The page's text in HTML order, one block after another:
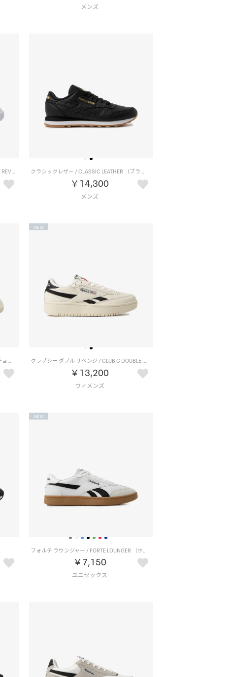
クラブシー ゴルフ リベンジ / CLUB C GOLF REVENGE （フットウェアホワイト） クラシックレザー / CLASSIC LEATHER （ブラック）
￥14,300
マッチ プライム V2 / MATCH PRIME V2 （チョーク） クラブシー ダブル リベンジ / CLUB C DOUBLE REVENGE （チョーク）
￥13,200
NEW
フォルテ ラウンジャー / FORTE LOUNGER （ホワイト）
￥7,150
NEW